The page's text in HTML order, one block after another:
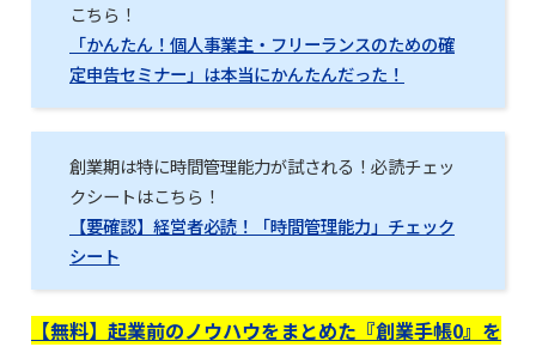
こちら！
「かんたん！個人事業主・フリーランスのための確
定申告セミナー」は本当にかんたんだった！
創業期は特に時間管理能力が試される！必読チェッ
クシートはこちら！
【要確認】経営者必読！「時間管理能力」チェック
シート
【無料】起業前のノウハウをまとめた『創業手帳0』を